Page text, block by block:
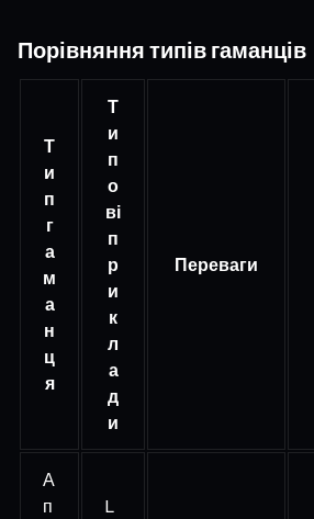
Порівняння типів гаманців
Т
и
п
г
а
м
а
н
ц
я
Т
и
п
о
ві
п
р
и
к
л
а
д
и
Переваги
А
п
L